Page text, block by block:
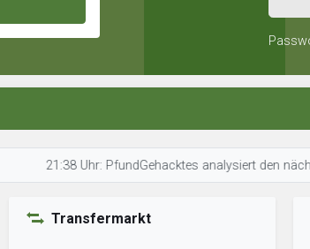
21:38 Uhr: PfundGehacktes analysiert den nächsten
Transfermarkt